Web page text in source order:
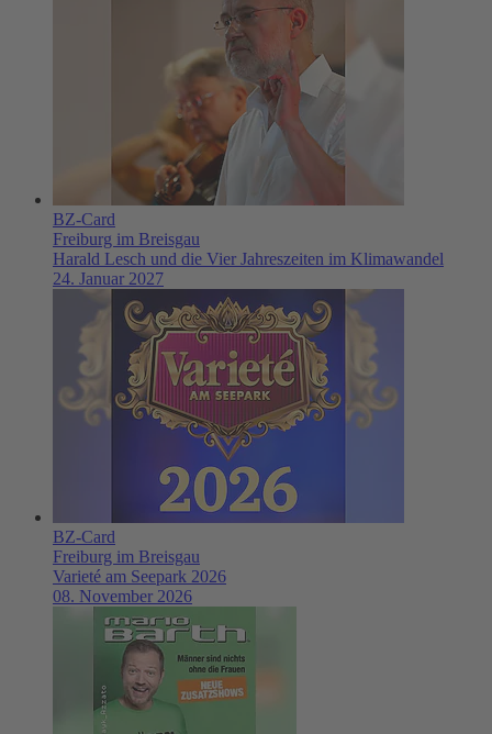
BZ-Card
Freiburg im Breisgau
Harald Lesch und die Vier Jahreszeiten im Klimawandel
24. Januar 2027
BZ-Card
Freiburg im Breisgau
Varieté am Seepark 2026
08. November 2026